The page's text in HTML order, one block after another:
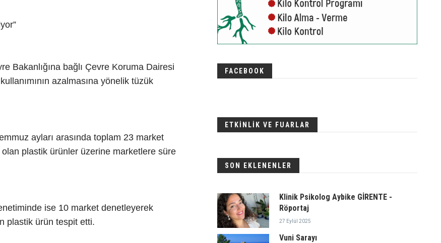
Bakanlığına bağlı Çevre Koruma Dairesi
azalmasına yönelik tüzük
ayları arasında toplam 23 market
plastik ürünler üzerine marketlere süre
ise 10 market denetleyerek
plastik ürün tespit etti.
FACEBOOK
ETKİNLİK VE FUARLAR
SON EKLENENLER
Klinik Psikolog Aybike GİRENTE -
Röportaj
27 Eylül 2025
Vuni Sarayı